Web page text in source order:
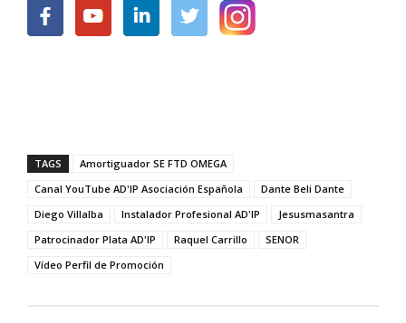
TAGS
Amortiguador SE FTD OMEGA
Canal YouTube AD'IP Asociación Española
Dante Beli Dante
Diego Villalba
Instalador Profesional AD'IP
Jesusmasantra
Patrocinador Plata AD'IP
Raquel Carrillo
SENOR
Vídeo Perfil de Promoción